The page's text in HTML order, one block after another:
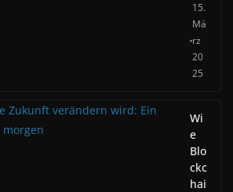
15.
Mä
rz
20
25
Wi
e
Blo
ckc
hai